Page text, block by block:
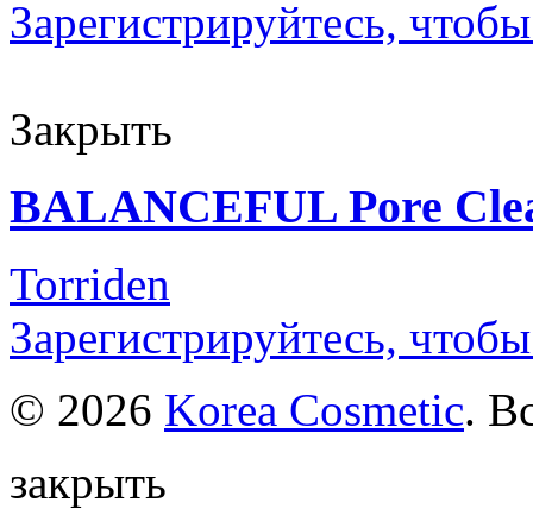
Зарегистрируйтесь,
Закрыть
BALANCEFUL Pore
Torriden
Зарегистрируйтесь,
© 2026 Korea Cosmetic.
закрыть